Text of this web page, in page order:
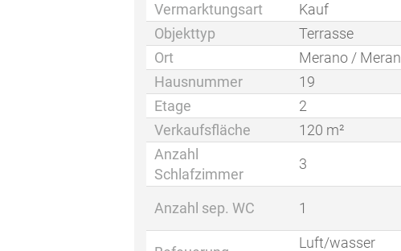
Vermarktungsart
Kauf
Objekttyp
Terrasse
Ort
Merano / Meran
Hausnummer
19
Etage
2
Verkaufsfläche
120 m²
Anzahl
Schlafzimmer
3
Anzahl sep. WC 1
Luft/wasser